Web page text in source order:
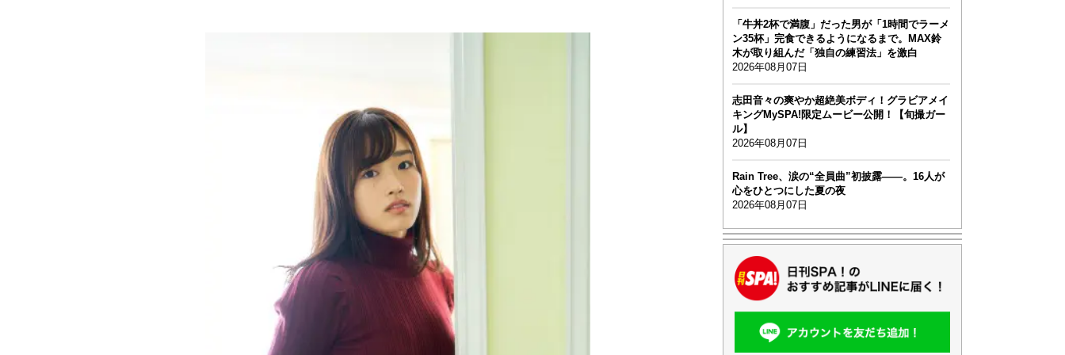
「牛丼2杯で満腹」だった男が「1時間でラーメ
ン35杯」完食できるようになるまで。MAX鈴
木が取り組んだ「独自の練習法」を激白
2026年08月07日
志田音々の爽やか超絶美ボディ！グラビアメイ
キングMySPA!限定ムービー公開！【旬撮ガー
ル】
2026年08月07日
Rain Tree、涙の“全員曲”初披露――。16人が
心をひとつにした夏の夜
2026年08月07日